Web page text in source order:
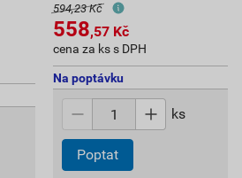
594,23 Kč
558,57 Kč
cena za ks s DPH
Na poptávku
ks
Poptat